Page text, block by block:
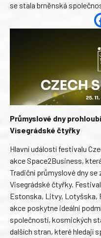
se stala brněnská
Průmyslové dny
Visegrádské čtyřky
Hlavní událostí festivalu
akce Space2Business,
Tradiční průmyslové dny
Visegrádské čtyřky.
Estonska, Litvy, Lotyšska,
akce poskytne ideální
společností, kosmických
dalších stran, které hledají